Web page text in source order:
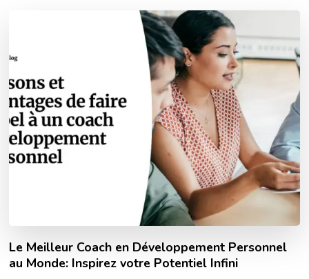
Le Meilleur Coach en Développement Personnel
au Monde: Inspirez votre Potentiel Infini